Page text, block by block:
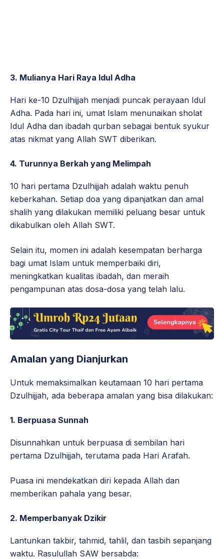
3. Mulianya Hari Raya Idul Adha
Hari ke-10 Dzulhijjah menjadi puncak perayaan Idul
Adha. Pada hari ini, umat Islam menunaikan sholat
Idul Adha dan ibadah qurban sebagai bentuk syukur
atas nikmat yang Allah SWT diberikan.
4. Turunnya Berkah yang Melimpah
10 hari pertama Dzulhijjah adalah waktu penuh
keberkahan. Setiap doa yang dipanjatkan dan amal
shalih yang dilakukan memiliki peluang besar untuk
dikabulkan oleh Allah SWT.
Selain itu, momen ini adalah kesempatan berharga
bagi umat Islam untuk memperbaiki diri,
meningkatkan kualitas ibadah, dan meraih
pengampunan atas dosa-dosa yang telah lalu.
Amalan yang Dianjurkan
Untuk memaksimalkan keutamaan 10 hari pertama
Dzulhijjah, ada beberapa amalan yang bisa dilakukan:
1. Berpuasa Sunnah
Disunnahkan untuk berpuasa di sembilan hari
pertama Dzulhijjah, terutama pada Hari Arafah.
Puasa ini mendekatkan diri kepada Allah dan
memberikan pahala yang besar.
2. Memperbanyak Dzikir
Lantunkan takbir, tahmid, tahlil, dan tasbih sepanjang
waktu. Rasulullah SAW bersabda: